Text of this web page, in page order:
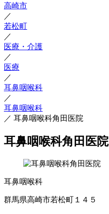
高崎市
／
若松町
／
医療・介護
／
医療
／
耳鼻咽喉科
／
耳鼻咽喉科
／ 耳鼻咽喉科角田医院
耳鼻咽喉科角田医院
耳鼻咽喉科
群馬県高崎市若松町１４５